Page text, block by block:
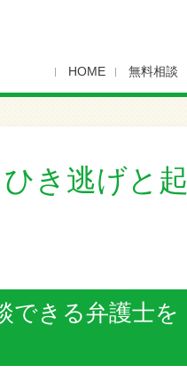
HOME 無料相談
き逃げと起
できる弁護士を